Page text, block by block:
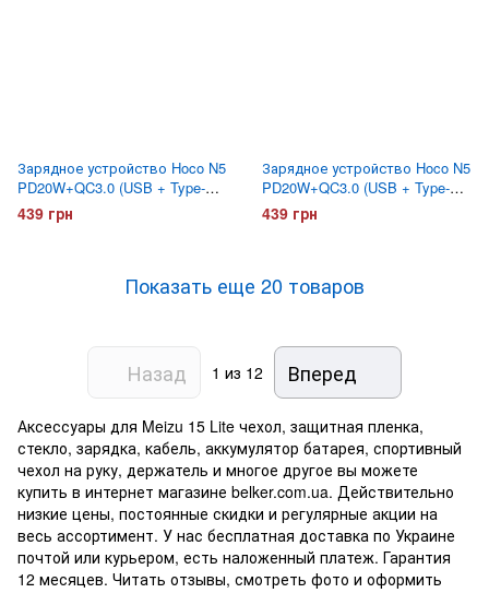
Зарядное устройство Hoco N5
PD20W+QC3.0 (USB + Type-C)
Черное
439 грн
Зарядное устройство Hoco N5
PD20W+QC3.0 (USB + Type-C)
Белое
439 грн
Показать еще 20 товаров
Назад 1 из 12 Вперед
Аксессуары для Meizu 15 Lite чехол, защитная пленка,
стекло, зарядка, кабель, аккумулятор батарея, спортивный
чехол на руку, держатель и многое другое вы можете
купить в интернет магазине belker.com.ua. Действительно
низкие цены, постоянные скидки и регулярные акции на
весь ассортимент. У нас бесплатная доставка по Украине
почтой или курьером, есть наложенный платеж. Гарантия
12 месяцев. Читать отзывы, смотреть фото и оформить